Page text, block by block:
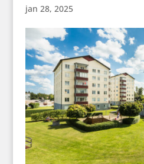
jan 28, 2025